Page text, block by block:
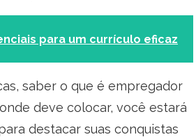
para um currículo eficaz
saber o que é empregador
deve colocar, você estará
destacar suas conquistas